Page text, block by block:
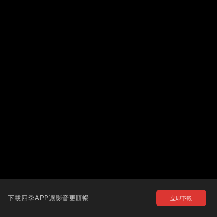
下載四季APP讓影音更順暢 立即下載